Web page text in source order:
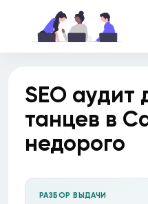
SEO
танцев в
недорого
РАЗБОР ВЫДАЧИ